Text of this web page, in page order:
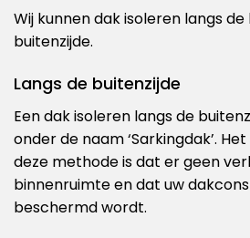
Wij kunnen dak isoleren langs
buitenzijde.
Langs de buitenzijde
Een dak isoleren langs de
onder de naam ‘Sarkingdak’.
deze methode is dat er geen
binnenruimte en dat uw
beschermd wordt.